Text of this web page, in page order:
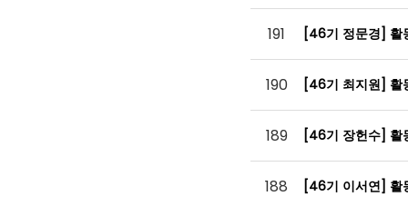
191 [46기 정문경] 활
190 [46기 최지원] 활
189 [46기 장헌수] 활
188 [46기 이서연] 활